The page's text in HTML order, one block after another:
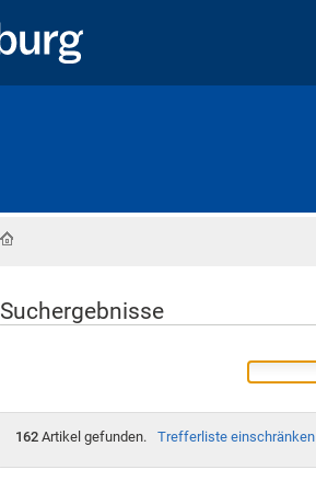
Suchergebnisse
162Artikel gefunden. Trefferliste einschränken